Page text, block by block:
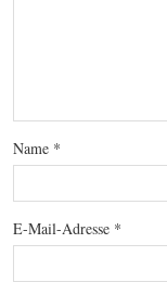
Name *
E-Mail-Adresse *